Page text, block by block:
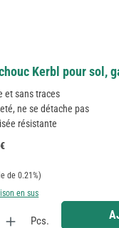
Kerbl pour sol,
et sans traces
ne se détache pas
résistante
:
de 0.21%)
en sus
: Entrez la quantité
Pcs.